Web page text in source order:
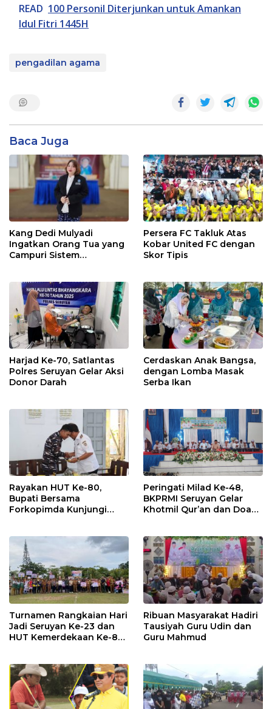
READ 100 Personil Diterjunkan untuk Amankan
Idul Fitri 1445H
pengadilan agama
Baca Juga
Kang Dedi Mulyadi
Ingatkan Orang Tua yang
Campuri Sistem
Etika Hukum Pendidikan
Persera FC Takluk Atas
Kobar United FC dengan
Skor Tipis
Harjad Ke-70, Satlantas
Polres Seruyan Gelar Aksi
Donor Darah
Cerdaskan Anak Bangsa,
dengan Lomba Masak
Serba Ikan
Rayakan HUT Ke-80,
Bupati Bersama
Forkopimda Kunjungi
Peringati Milad Ke-48,
BKPRMI Seruyan Gelar
Khotmil Qur’an dan Doa
Turnamen Rangkaian Hari
Jadi Seruyan Ke-23 dan
HUT Kemerdekaan Ke-80
Ribuan Masyarakat Hadiri
Tausiyah Guru Udin dan
Guru Mahmud